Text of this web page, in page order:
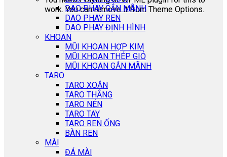
work. You can remove it from Theme Options.
DAO PHAY GẮN MÃNH
DAO PHAY REN
DAO PHAY ĐỊNH HÌNH
KHOAN
MŨI KHOAN HỢP KIM
MŨI KHOAN THÉP GIÓ
MŨI KHOAN GẮN MÃNH
TARO
TARO XOẮN
TARO THẲNG
TARO NÉN
TARO TAY
TARO REN ỐNG
BÀN REN
MÀI
ĐÁ MÀI